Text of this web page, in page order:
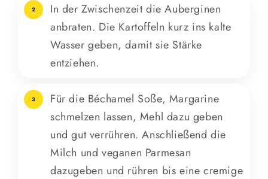
2
In der Zwischenzeit die Auberginen
anbraten. Die Kartoffeln kurz ins kalte
Wasser geben, damit sie Stärke
entziehen.
3
Für die Béchamel Soße, Margarine
schmelzen lassen, Mehl dazu geben
und gut verrühren. Anschließend die
Milch und veganen Parmesan
dazugeben und rühren bis eine cremige